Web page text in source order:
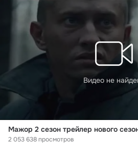
Видео не
Мажор 2 сезон трейлер нового
2 053 638 просмотров